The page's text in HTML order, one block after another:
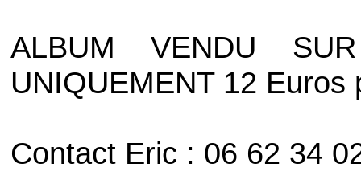
ALBUM VENDU
UNIQUEMENT 12 Euros
Contact Eric : 06 62 34